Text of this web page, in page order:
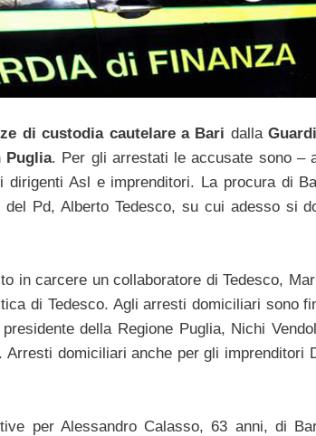
di custodia cautelare a Bari dalla
Puglia. Per gli arrestati le accusate sono –
Asl e imprenditori. La procura di
Pd, Alberto Tedesco, su cui adesso si
in carcere un collaboratore di Tedesco,
di Tedesco. Agli arresti domiciliari sono
della Regione Puglia, Nichi
domiciliari anche per gli imprenditori
per Alessandro Calasso, 63 anni, di